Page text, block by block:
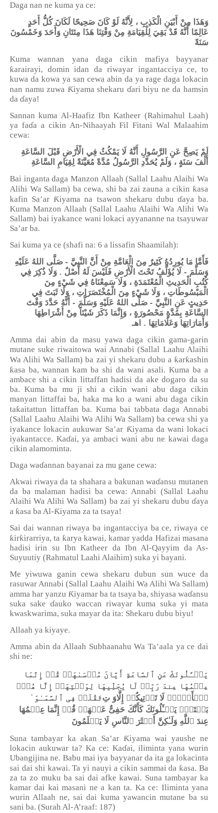
Daga nan ne kuma ya ce:
وَهَذَا مِنْ أَبْيَنِ الْكَذِبِ ، لِأَنَّهُ لَوْ كَانَ صَحِيحًا لَكَانَ كُلُّ أَحَدٍ
عَالِمًا أَنَّهُ قَدْ بَقِيَ لِلْقِيَامَةِ مِنْ وَقْتِنَا هَذَا مِئتَانِ وَأَحَدَ وَخَمْسُونَ
سَنَةً
Kuma wannan yana daga cikin mafiya bayyanar
ƙarairayi, domin idan da riwayar ingantacciya ce, to
kuwa da kowa ya san cewa abin da ya rage daga lokacin
nan namu zuwa Ƙiyama shekaru ɗari biyu ne da hamsin
da ɗaya!
Sannan kuma Al-Haafiz Ibn Katheer (Rahimahul Laah)
ya faɗa a cikin An-Nihaayah Fil Fitani Wal Malaahim
cewa:
لَمْ يَصِحَّ عَنِ الرَّسُولِ أَنَّهُ لَا يَمْكُثُ فِي الْأَرْضِ قَبْلَ السَّاعَةِ
أَلْفَ سَنَةٍ ، وَلَمْ يُحَدِّدِ الرَّسُولُ مُدَّةً مُعَيَّنَةً لِقِيَامِ السَّاعَةِ
Bai inganta daga Manzon Allaah (Sallal Laahu Alaihi Wa
Alihi Wa Sallam) ba cewa, shi ba zai zauna a cikin ƙasa
kafin Sa’arƘiyama na tsawon shekaru dubu ɗaya ba.
Kuma Manzon Allaah (Sallal Laahu Alaihi Wa Alihi Wa
Sallam) bai iyakance wani lokaci ayyananne na tsayuwar
Sa’ar ba.
Sai kuma ya ce (shafi na: 6 a lissafin Shaamilah):
فَأَمَّا مَا يُورِدُهُ كَثِيرٌ مِنَ الْعَامَّةِ مِنْ أَنَّ النَّبِيَّ - صَلَّى اللهُ عَلَيْهِ
وَسَلَّمَ - لَا يُؤَلِّفُ تَحْتَ الْأَرْضِ فَلَيْسَ لَهُ أَصْلٌ . وَلَا ذُكِرَ فِي
كُتُبِ الْحَدِيثِ الْمُعْتَمَدَةِ ، وَلَا سَمِعْنَاهُ فِي شَيْءٍ مِنَ
الْمَبْسُوطَاتِ ، وَلَا شَيْءٍ مِنَ الْمُخْتَصَرَاتِ ، وَلَا ثَبَتَ فِي
حَدِيثٍ عَنِ النَّبِيِّ - صَلَّى اللهُ عَلَيْهِ وَسَلَّمَ - أَنَّهُ حَدَّدَ وَقْتَ
السَّاعَةِ بِمُدَّةٍ مَحْصُورَةٍ ، وَإِنَّمَا ذَكَرَ شَيْئاً مِنْ أَشْرَاطِهَا
وَأَمَارَاتِهَا وَعَلَامَاتِهَا . اهـ
Amma dai abin da masu yawa daga cikin gama-garin
mutane suke riwaitowa wai Annabi (Sallal Laahu Alaihi
Wa Alihi Wa Sallam) ba zai yi shekaru dubu a ƙarƙashin
ƙasa ba, wannan kam ba shi da wani asali. Kuma ba a
ambace shi a cikin littaffan hadisi da ake dogaro da su
ba. Kuma ba mu ji shi a cikin wani abu daga cikin
manyan littaffai ba, haka ma ko a wani abu daga cikin
taƙaitattun littaffan ba. Kuma bai tabbata daga Annabi
(Sallal Laahu Alaihi Wa Alihi Wa Sallam) ba cewa shi ya
iyakance lokacin aukuwar Sa’ar Ƙiyama da wani lokaci
iyakantacce. Kaɗai, ya ambaci wani abu ne kawai daga
cikin alamominta.
Daga waɗannan bayanai za mu gane cewa:
Akwai riwaya da ta shahara a bakunan waɗansu mutanen
da ba malaman hadisi ba cewa: Annabi (Sallal Laahu
Alaihi Wa Alihi Wa Sallam) ba zai yi shekaru dubu ɗaya
a ƙasa ba Al-Ƙiyama za ta tsaya!
Sai dai wannan riwaya ba ingantacciya ba ce, riwaya ce
ƙirƙirarriya, ta ƙarya kawai, kamar yadda Hafizai masana
hadisi irin su Ibn Katheer da Ibn Al-Qayyim da As-
Suyuutiy (Rahmatul Laahi Alaihim) suka yi bayani.
Me yiwuwa ganin cewa shekaru dubun sun wuce da
rasuwar Annabi (Sallal Laahu Alaihi Wa Alihi Wa Sallam)
amma har yanzu Ƙiyamar ba ta tsaya ba, shiyasa waɗansu
suka sake ɗauko waccan riwayar kuma suka yi mata
kwaskwarima, suka mayar da ita: Shekaru dubu biyu!
Allaah ya kiyaye.
Amma abin da Allaah Subhaanahu Wa Ta’aala ya ce dai
shi ne:
یَسۡـَٔلُونَكَ عَنِ ٱلسَّاعَةِ أَیَّانَ مُرۡسَىٰهَاۖ قُلۡ إِنَّمَا
عِلۡمُهَا عِندَ رَبِّیۖ لَا یُجَلِّیهَا لِوَقۡتِهَاۤ إِلَّا هُوَۚ
ثَقُلَتۡ فِی ٱلسَّمَـٰوَ ٰتِ وَٱلۡأَرۡضِۚ لَا تَأۡتِیكُمۡ إِلَّا
بَغۡتَةࣰۗ یَسۡـَٔلُونَكَ كَأَنَّكَ حَفِیٌّ عَنۡهَاۖ قُلۡ إِنَّمَا عِلۡمُهَا
عِندَ ٱللَّهِ وَلَـٰكِنَّ أَكۡثَرَ ٱلنَّاسِ لَا یَعۡلَمُونَ
Suna tambayar ka akan Sa’ar Ƙiyama wai yaushe ne
lokacin aukuwar ta? Ka ce: Kaɗai, iliminta yana wurin
Ubangijina ne. Babu mai iya bayyanar da ita ga lokacinta
sai dai shi kawai. Ta yi nauyi a cikin sammai daƙasa. Ba
za ta zo muku ba sai dai afke kawai. Suna tambayar ka
kamar dai kai masani ne a kan ta. Ka ce: Iliminta yana
wurin Allaah ne, sai dai kuma yawancin mutane ba su
sani ba. (Surah Al-A’raaf: 187)